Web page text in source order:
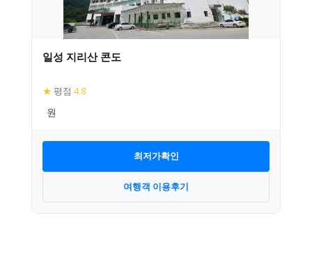
일성 지리산 콘도
★ 평점 4.8
최저가확인
여행객 이용후기